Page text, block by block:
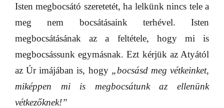
Isten megbocsátó szeretetét, ha lelkünk nincs tele a
meg nem bocsátásaink terhével. Isten
megbocsátásának az a feltétele, hogy mi is
megbocsássunk egymásnak. Ezt kérjük az Atyától
az Úr imájában is, hogy „bocsásd meg vétkeinket,
miképpen mi is megbocsátunk az ellenünk
vétkezőknek!”